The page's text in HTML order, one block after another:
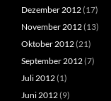
Dezember 2012(17)
November 2012(13)
Oktober 2012(21)
September 2012(7)
Juli 2012(1)
Juni 2012(9)